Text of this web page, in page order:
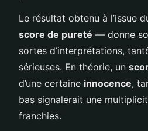
Le résultat obtenu à l’issue
score de pureté — donne
sortes d’interprétations,
sérieuses. En théorie, un
d’une certaine innocence,
bas signalerait une
franchies.